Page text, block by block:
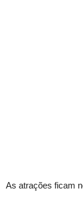
As atrações ficam